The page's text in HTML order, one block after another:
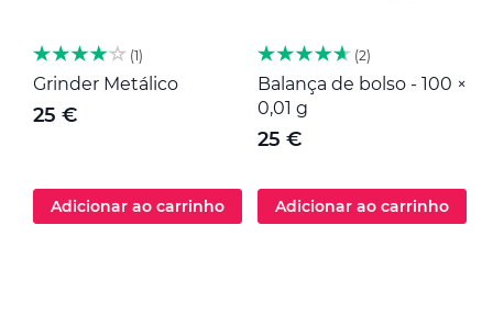
1
Grinder Metálico
25 €
Adicionar ao carrinho
2
Balança de bolso - 100 ×
0,01 g
25 €
Adicionar ao carrinho